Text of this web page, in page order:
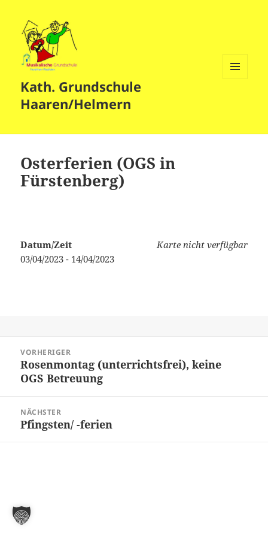
Kath. Grundschule
Haaren/Helmern
Osterferien (OGS in
Fürstenberg)
Karte nicht verfügbar
Datum/Zeit
03/04/2023 - 14/04/2023
VORHERIGER
Vorheriger
Beitrag:
Rosenmontag (unterrichtsfrei), keine
OGS Betreuung
NÄCHSTER
Nächster
Pfingsten/ -ferien